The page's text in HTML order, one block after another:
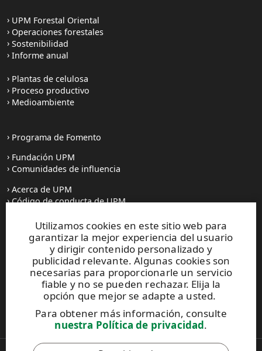
Utilizamos cookies en este sitio web para
garantizar la mejor experiencia del usuario
y dirigir contenido personalizado y
publicidad relevante. Algunas cookies son
necesarias para proporcionarle un servicio
fiable y no se pueden rechazar. Elija la
opción que mejor se adapte a usted.
Para obtener más información, consulte
nuestra Política de privacidad.
UPM Forestal Oriental
Operaciones forestales
Sostenibilidad
Informe anual
Plantas de celulosa
Proceso productivo
Medioambiente
Programa de Fomento
Fundación UPM
Comunidades de influencia
Acerca de UPM
Código de conducta de UPM
Prensa
Todas las noticias
Contacto
Este sitio está protegido por reCAPTCHA y se aplican la
Política de privacidady losTérminos de servicio de Google